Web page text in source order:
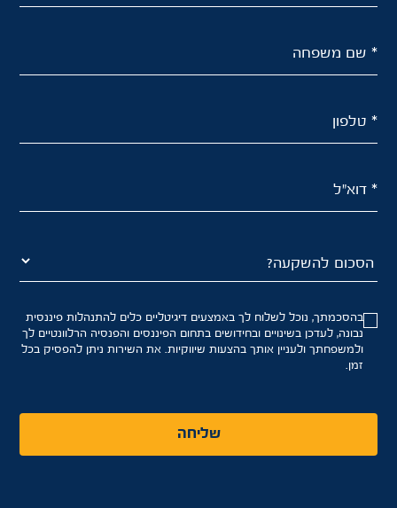
* שם משפחה
* טלפון
* דוא"ל
בהסכמתך, נוכל לשלוח לך באמצעים דיגיטליים כלים להתנהלות פיננסית
נבונה, לעדכן בשינויים ובחידושים בתחום הפיננסים והפנסיה הרלוונטיים לך
ולמשפחתך ולעניין אותך בהצעות שיווקיות. את השירות ניתן להפסיק בכל
זמן.
שליחה